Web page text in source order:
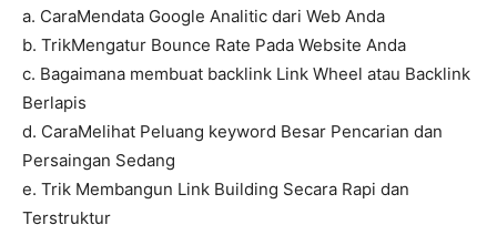
a. CaraMendata Google Analitic dari Web Anda
b. TrikMengatur Bounce Rate Pada Website Anda
c. Bagaimana membuat backlink Link Wheel atau Backlink
Berlapis
d. CaraMelihat Peluang keyword Besar Pencarian dan
Persaingan Sedang
e. Trik Membangun Link Building Secara Rapi dan
Terstruktur